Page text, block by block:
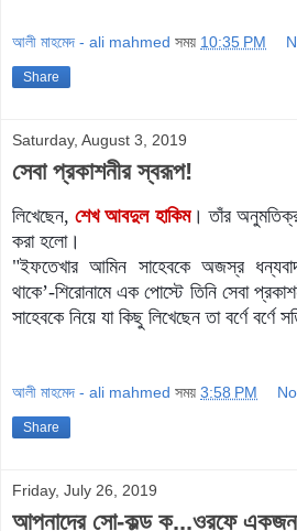
আলী মাহমেদ - ali mahmed সময় 10:35 PM
Share
Saturday, August 3, 2019
সেবা প্রকাশনীর স্বরূপ!
লিখেছেন,শেখ আবদুল হাকিম। তাঁর
করা হলো।
"ইফতেখার আমিন সাহেবকে অজস্র
থাকে’-শিরোনামে এক পোস্টে তিনি সেবা
সাহেবকে নিয়ে যা কিছু লিখেছেন তা বর্ণে বর্ণে
আলী মাহমেদ - ali mahmed সময় 3:58 PM
Share
Friday, July 26, 2019
আপনাদের সো-কল্ড ক...ওরফে একজন